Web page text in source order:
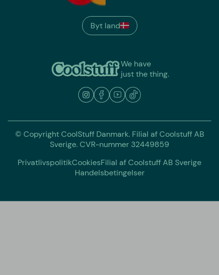
We have
just the thing.
Byt land
© Copyright CoolStuff Danmark. Filial af Coolstuff AB
Sverige. CVR-nummer 32449859
PrivatlivspolitikCookiesFilial af Coolstuff AB Sverige
Handelsbetingelser